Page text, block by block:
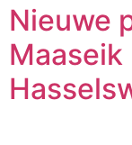
Nieuwe
Maaseik